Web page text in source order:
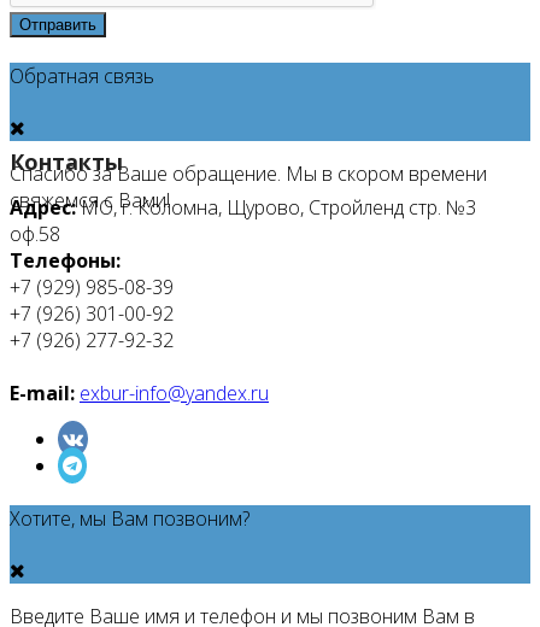
Отправить
Обратная связь
Спасибо за Ваше обращение. Мы в скором времени
свяжемся с Вами!
Контакты
Адрес:МО, г. Коломна, Щурово, Стройленд стр. №3
оф.58
Телефоны:
+7 (929) 985-08-39
+7 (926) 301-00-92
+7 (926) 277-92-32
E-mail: exbur-info@yandex.ru
Хотите, мы Вам позвоним?
Введите Ваше имя и телефон и мы позвоним Вам в